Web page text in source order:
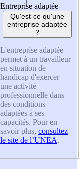
Entreprise adaptée
Qu'est-ce qu'une
entreprise adaptée
?
L'entreprise adaptée
permet à un travailleur
en situation de
handicap d'exercer
une activité
professionnelle dans
des conditions
adaptées à ses
capacités. Pour en
savoir plus, consultez
le site de l’UNEA.